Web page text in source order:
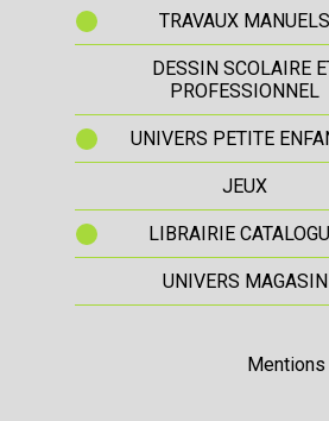
TRAVAUX MANUELS
DESSIN SCOLAIRE
PROFESSIONNEL
UNIVERS PETITE
JEUX
LIBRAIRIE
UNIVERS MAGASIN